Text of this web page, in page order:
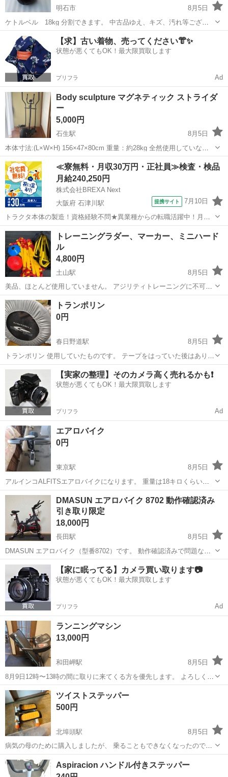
明石市
8月5日
ケトルベル 18kg 分割できます。 中古品ゆえ、キズ、汚れ等ござい
ます。 ご理解いただける方、及び、返信遅くても大丈夫な方、よろし
くお願い致します。 早いもの勝ちでは、ありません。 底面の、ゴム
が、変形致してます。
兵庫 フィットネス、トレーニング ケトルベル
【求】古い着物、売ってください👘✨
状態が悪くてもOK！最大限買取します
プリフラ Ad
Body sculpture マグネティック ストライダ
ー
5,000円
石生駅
8月5日
本体寸法:(L×W×H) 156×47×80cm 重量：約28kg 全然使用していない
ため綺麗かと思います。 置き物化していましたので多少の埃かぶりは
あるかと思います。 結構大きいです。 近くまで引き取りに来ていただ
ける...
兵庫 丹波市 石生駅 フィットネス、トレーニング
≪寮無料・月収30万円・正社員≫検査・検品
月給240,250円
株式会社BREXA Next
大阪府 石津川駅
提携サイト 7月10日
トラクタ本体の製造！資格経験不問★異業種からの転職活躍中！月収
例29万円以上！生活支援物資事前対応可◎即日入寮OK！寮費はずっと
無料＆備品付き1R寮完備！赴任旅費会社負担！工場まで無料送迎あり
◎《大阪府堺市》 人気の工場の...
大阪 堺市 その他
トレーニングラダー、マーカー、ミニハード
ル
4,800円
土山駅
8月5日
美品、ほとんど使用していません。 アジリティトレーニングに不可欠
なラダー、高さ調節可能なミニハードル、マーカーコーンのセット
で、多角的な身体操作の向上に最適です。 セット内容 トレーニングラ
ダープレート12枚、ミニハード...
兵庫 加古郡 土山駅
トランポリン
0円
春日野道駅
8月5日
トランポリン 使用していたものです。 テープをはっていた後はありま
すが、 まだ使えます。
兵庫 神戸市 春日野道駅 フィットネス、トレーニング
トランポリン
【実家の整理】そのカメラ高く売れるかも❗️
状態が悪くてもOK！最大限買取します
プリフラ Ad
エアロバイク
0円
東京駅
8月5日
アルインコALFITSエアロバイクになります。 重量は18キロくらいで
す。男性なら1人でも持てるおもさで、折りたたみができコンパクトに
なります。 なるべく早く取引したいので宜しくお願いいたします
兵庫 神戸市 フィットネス、トレーニング
DMASUN エアロバイク 8702 動作確認済み
引き取り限定
18,000円
長田駅
8月5日
DMASUN エアロバイク（型番8702）です。 動作確認済みで問題なく
使用できます。 使用に伴う多少の傷はありますが、全体的に状態は良
好です。 引き取り限定でお願いします。積み込みのお手伝いは可能で
す。
兵庫 神戸市 長田駅 フィットネス、トレーニング
【家に眠ってる】カメラ買い取ります📷
状態が悪くてもOK！最大限買取します
プリフラ Ad
ランニングマシン
13,000円
和田岬駅
8月5日
8月9日12時〜13時の間に取りに来てくる方を優先します。 よろしくお
ねがいします。
兵庫 神戸市 和田岬駅 フィットネス、トレーニング
ツイストステッパー
500円
北埠頭駅
8月5日
病気の母のために購入しましたが、 乗ることもできなくなったので出
品いたします。 特に問題なく使用できると思います。
兵庫 神戸市 フィットネス、トレーニング
Aspiracion ハンドル付きステッパー